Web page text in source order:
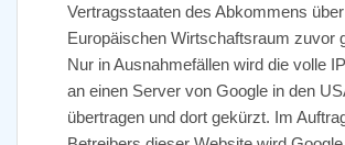
Vertragsstaaten des Abkommens
Europäischen Wirtschaftsraum zuvor
Nur in Ausnahmefällen wird die volle
an einen Server von Google in den
übertragen und dort gekürzt. Im